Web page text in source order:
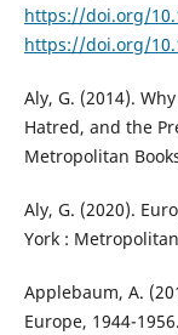
https://doi.org/
https://doi.org/
Aly, G. (2014).
Hatred, and the
Metropolitan
Aly, G. (2020).
York :
Applebaum, A.
Europe, 1944-